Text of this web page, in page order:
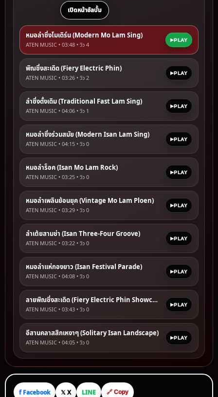
เปิดหน้าอัลบั้ม
หมอลำซิ่งโมเดิร์น (Modern Mo Lam Sing)
ATEN MUSIC • 03:48 • วิว 4
PLAY
พิณซิ่งสะเดิด (Fiery Electric Phin)
ATEN MUSIC • 03:26 • วิว 2
PLAY
ลำซิ่งดั้งเดิม (Traditional Fast Lam Sing)
ATEN MUSIC • 04:06 • วิว 1
PLAY
หมอลำซิ่งร่วมสมัย (Modern Isan Lam Sing)
ATEN MUSIC • 04:15 • วิว 0
PLAY
หมอลำร็อค (Isan Mo Lam Rock)
ATEN MUSIC • 03:25 • วิว 0
PLAY
หมอลำเพลินย้อนยุค (Vintage Mo Lam Ploen)
ATEN MUSIC • 03:29 • วิว 0
PLAY
ลำเต้ยสามช่า (Isan Three-Four Groove)
ATEN MUSIC • 03:22 • วิว 0
PLAY
หมอลำแห่กองยาว (Isan Festival Parade)
ATEN MUSIC • 04:08 • วิว 0
PLAY
ลายพิณซิ่งสะเดิด (Fiery Electric Phin Showcase)
ATEN MUSIC • 03:43 • วิว 0
PLAY
อีสานคลาสสิกเหงาๆ (Solitary Isan Landscape)
ATEN MUSIC • 04:05 • วิว 0
PLAY
f Facebook 𝕏 X LINE 🔗 Copy